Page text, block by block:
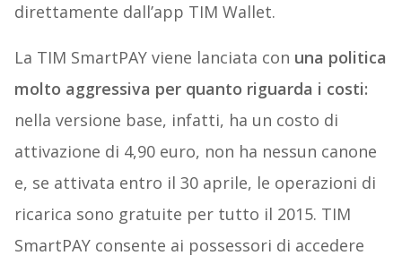
direttamente dall’app TIM Wallet.
La TIM SmartPAY viene lanciata con una politica
molto aggressiva per quanto riguarda i costi:
nella versione base, infatti, ha un costo di
attivazione di 4,90 euro, non ha nessun canone
e, se attivata entro il 30 aprile, le operazioni di
ricarica sono gratuite per tutto il 2015. TIM
SmartPAY consente ai possessori di accedere